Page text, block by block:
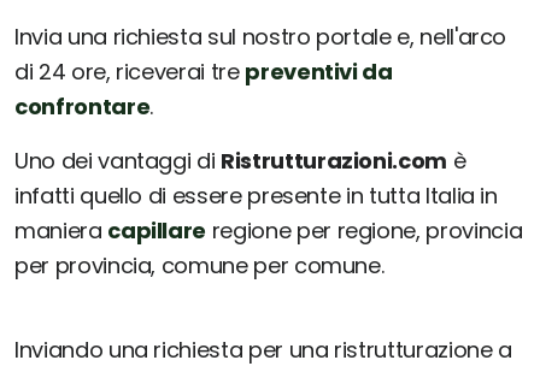
Invia una richiesta sul nostro portale e, nell'arco
di 24 ore, riceverai tre preventivi da
confrontare.
Uno dei vantaggi di Ristrutturazioni.com è
infatti quello di essere presente in tutta Italia in
maniera capillare regione per regione, provincia
per provincia, comune per comune.
Inviando una richiesta per una ristrutturazione a